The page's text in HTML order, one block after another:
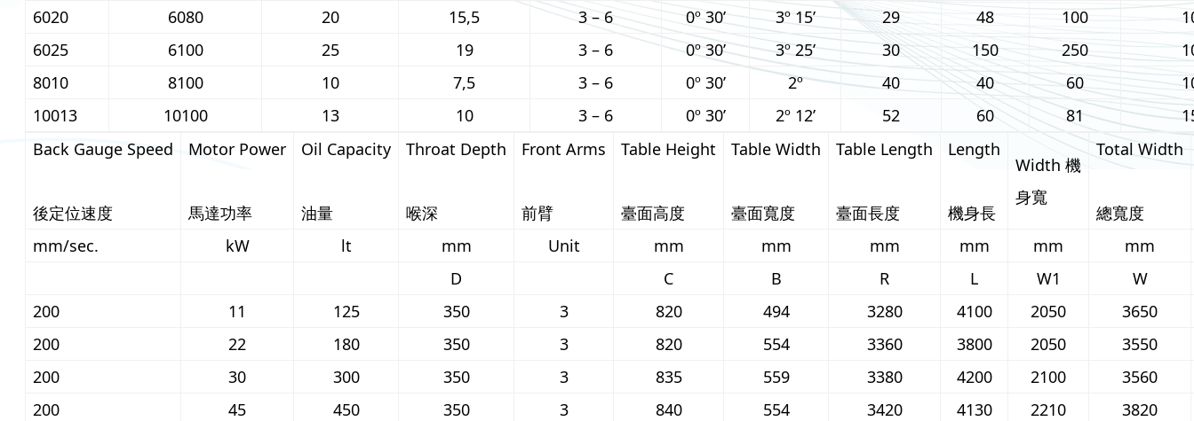
6020
6080 20 15,5 3 – 6 0º 30’ 3º 15’ 29 48 100
6025
6100 25 19 3 – 6 0º 30’ 3º 25’ 30 150 250
8010
8100 10 7,5 3 – 6 0º 30’ 2º 40 40 60
10013
10100 13 10 3 – 6 0º 30’ 2º 12’ 52 60 81
Back Gauge Speed
後定位速度
Motor Power
馬達功率
Oil Capacity
油量
Throat Depth
喉深
Front Arms
前臂
Table Height
臺面高度
Table Width
臺面寬度
Table Length
臺面長度
Length
機身長
Width 機
身寬
Total Width
總寬度
mm/sec.
kW lt mm Unit mm mm mm mm mm
mm
D
C B R L W1
W
200
11 125 350 3 820 494 3280 4100 2050
3650
200
22 180 350 3 820 554 3360 3800 2050
3550
200
30 300 350 3 835 559 3380 4200 2100
3560
200
45 450 350 3 840 554 3420 4130 2210
3820